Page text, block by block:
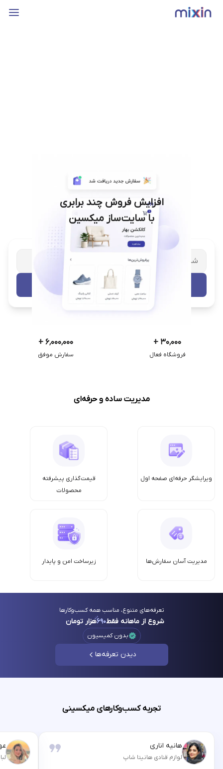
افزایش فروش چند برابری
با سایت‌ساز میکسین
شریک تجاری ترب با پشتیبانی اختصاصی
تست رایگان
۳۰٬۰۰۰ +
فروشگاه فعال
۶٬۰۰۰٬۰۰۰ +
سفارش موفق
مدیریت ساده و حرفه‌ای
ویرایشگر حرفه‌ای صفحه اول
قیمت‌گذاری پیشرفته
محصولات
مدیریت آسان سفارش‌ها زیرساخت امن‌ و پایدار
تعرفه‌های متنوع، مناسب همه کسب‌وکارها
شروع از ماهانه فقط۶۹۰هزار تومان
بدون کمیسیون
دیدن تعرفه‌ها
تجربه کسب‌وکارهای میکسینی
هانیه اناری
لوازم قنادی هانیتا شاپ